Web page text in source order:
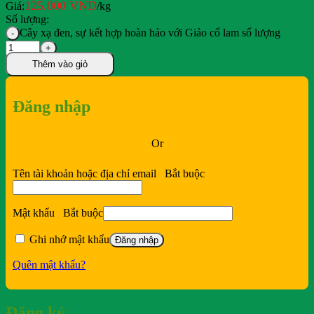
Giá:125.000 VND/kg
Số lượng:
Cây xạ đen, sự kết hợp hoàn hảo với Giảo cổ lam số lượng
Thêm vào giỏ
Đăng nhập
Or
Tên tài khoản hoặc địa chỉ email Bắt buộc
Mật khẩu Bắt buộc
Ghi nhớ mật khẩu Đăng nhập
Quên mật khẩu?